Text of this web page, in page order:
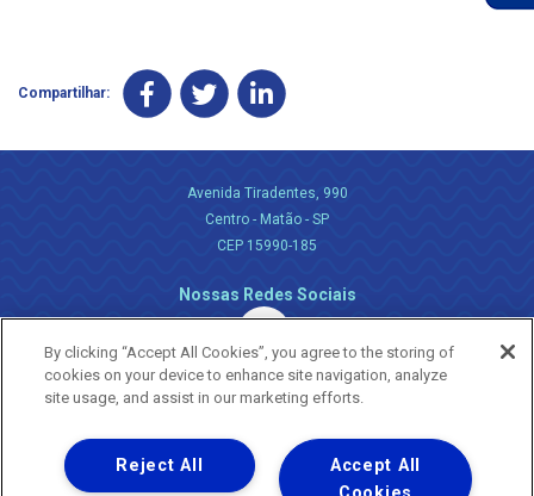
Compartilhar:
Avenida Tiradentes, 990
Centro - Matão - SP
CEP 15990-185
Nossas Redes Sociais
Uma empresa
Copyright ® 2026 - Todos os Direitos Reservados.
By clicking “Accept All Cookies”, you agree to the storing of
cookies on your device to enhance site navigation, analyze
site usage, and assist in our marketing efforts.
Accept All
Reject All